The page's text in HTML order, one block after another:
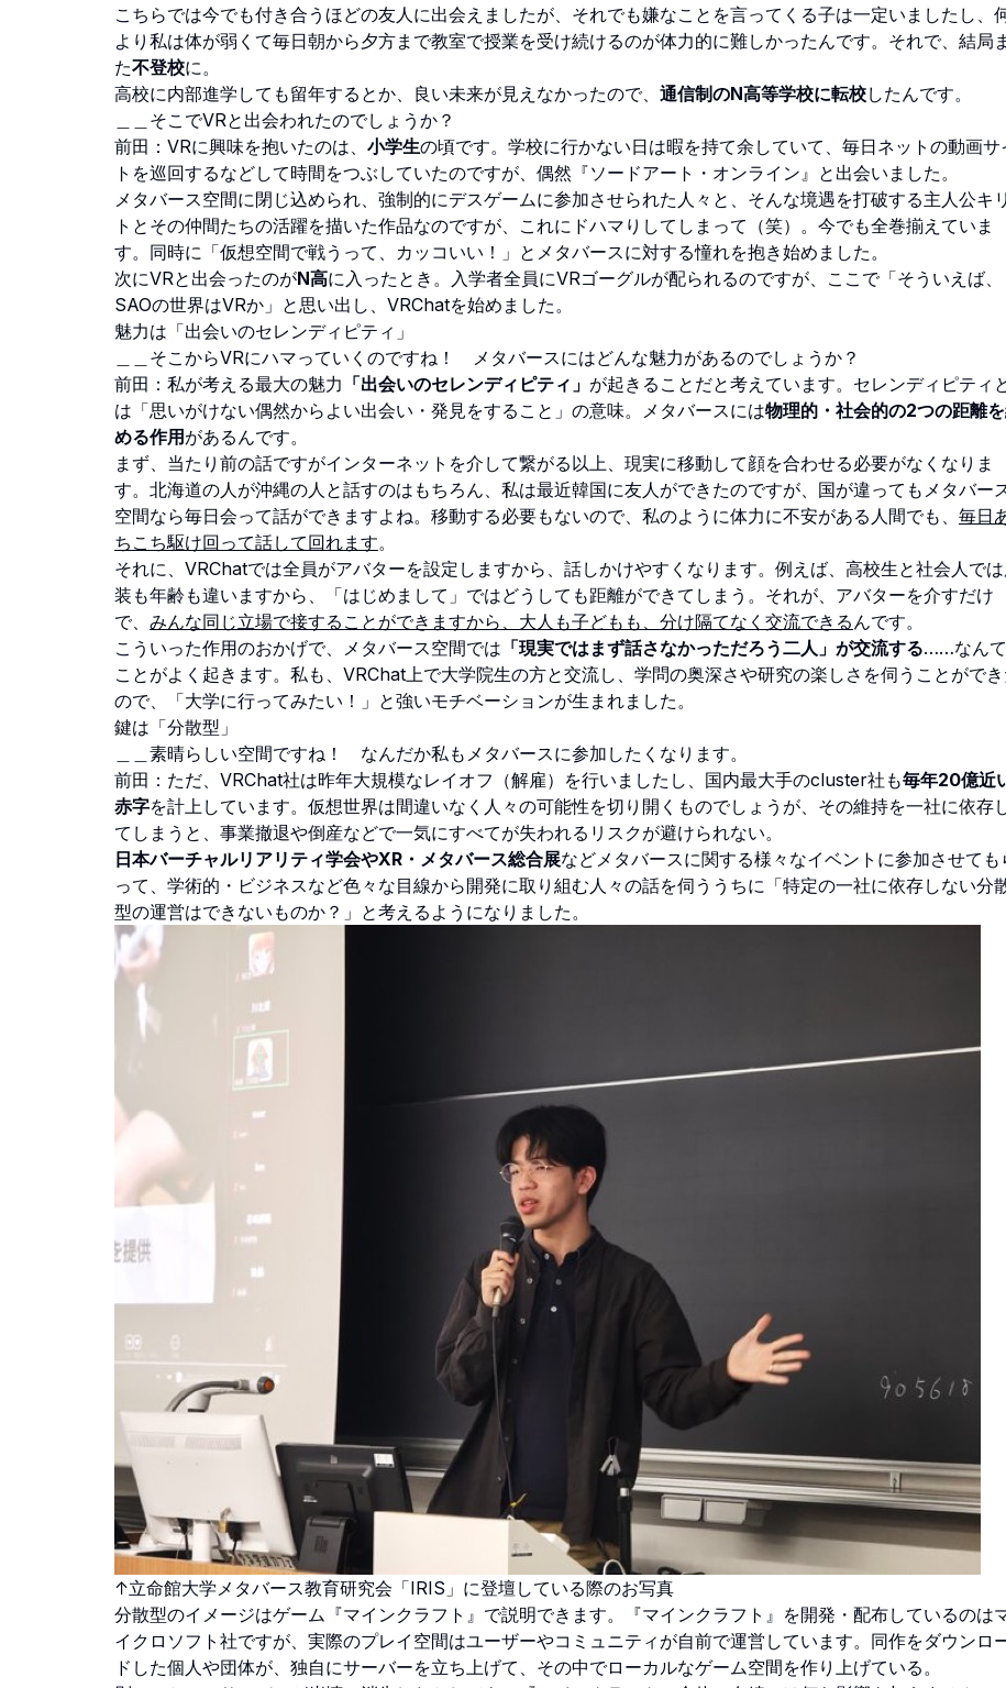
こちらでは今でも付き合うほどの友人に出会えましたが、それでも嫌なことを言ってくる子は一定いましたし、
より私は体が弱くて毎日朝から夕方まで教室で授業を受け続けるのが体力的に難しかったんです。それで、結局ま
た不登校に。
高校に内部進学しても留年するとか、良い未来が見えなかったので、 通信制のN高等学校に転校したんです。
＿＿そこでVRと出会われたのでしょうか？
前田：VRに興味を抱いたのは、 小学生の頃です。学校に行かない日は暇を持て余していて、毎日ネットの動画サ
トを巡回するなどして時間をつぶしていたのですが、偶然『ソードアート・オンライン』と出会いました。
メタバース空間に閉じ込められ、強制的にデスゲームに参加させられた人々と、そんな境遇を打破する主人公キリ
トとその仲間たちの活躍を描いた作品なのですが、これにドハマりしてしまって（笑）。今でも全巻揃えていま
す。同時に「仮想空間で戦うって、カッコいい！」とメタバースに対する憧れを抱き始めました。
次にVRと出会ったのがN高に入ったとき。入学者全員にVRゴーグルが配られるのですが、ここで「そういえば、
SAOの世界はVRか」と思い出し、VRChatを始めました。
魅力は「出会いのセレンディピティ」
＿＿そこからVRにハマっていくのですね！ メタバースにはどんな魅力があるのでしょうか？
前田：私が考える最大の魅力 「出会いのセレンディピティ」 が起きることだと考えています。セレンディピティ
は「思いがけない偶然からよい出会い・発見をすること」の意味。メタバースには物理的・社会的の2つの距離
める作用があるんです。
まず、当たり前の話ですがインターネットを介して繋がる以上、現実に移動して顔を合わせる必要がなくなりま
す。北海道の人が沖縄の人と話すのはもちろん、私は最近韓国に友人ができたのですが、国が違ってもメタバー
空間なら毎日会って話ができますよね。移動する必要もないので、私のように体力に不安がある人間でも、 毎日
ちこち駆け回って話して回れます。
それに、VRChatでは全員がアバターを設定しますから、話しかけやすくなります。例えば、高校生と社会人では
装も年齢も違いますから、「はじめまして」ではどうしても距離ができてしまう。それが、アバターを介すだけ
で、 みんな同じ立場で接することができますから、大人も子どもも、分け隔てなく交流できる んです。
こういった作用のおかげで、メタバース空間では 「現実ではまず話さなかっただろう二人」が交流する……なんて
ことがよく起きます。私も、VRChat上で大学院生の方と交流し、学問の奥深さや研究の楽しさを伺うことができ
ので、「大学に行ってみたい！」と強いモチベーションが生まれました。
鍵は「分散型」
＿＿素晴らしい空間ですね！ なんだか私もメタバースに参加したくなります。
前田：ただ、VRChat社は昨年大規模なレイオフ（解雇）を行いましたし、国内最大手のcluster社も毎年20億近
赤字を計上しています。仮想世界は間違いなく人々の可能性を切り開くものでしょうが、その維持を一社に依存
てしまうと、事業撤退や倒産などで一気にすべてが失われるリスクが避けられない。
日本バーチャルリアリティ学会やXR・メタバース総合展などメタバースに関する様々なイベントに参加させても
って、学術的・ビジネスなど色々な目線から開発に取り組む人々の話を伺ううちに「特定の一社に依存しない分
型の運営はできないものか？」と考えるようになりました。
↑立命館大学メタバース教育研究会「IRIS」に登壇している際のお写真
分散型のイメージはゲーム『マインクラフト』で説明できます。『マインクラフト』を開発・配布しているのは
イクロソフト社ですが、実際のプレイ空間はユーザーやコミュニティが自前で運営しています。同作をダウンロ
ドした個人や団体が、独自にサーバーを立ち上げて、その中でローカルなゲーム空間を作り上げている。